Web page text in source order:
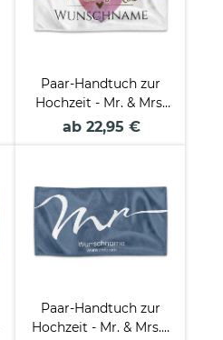
Paar-Handtuch zur
Hochzeit - Mr. & Mrs.
Herz - mit Name - in 2
ab 22,95 €
Paar-Handtuch zur
Hochzeit - Mr. & Mrs. -